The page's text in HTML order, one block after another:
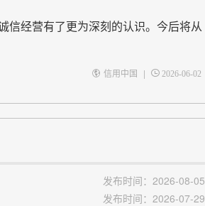
经营有了更为深刻的认识。今后将从
信用中国 | 2026-06-02
发布时间：2026-08-05
发布时间：2026-07-29